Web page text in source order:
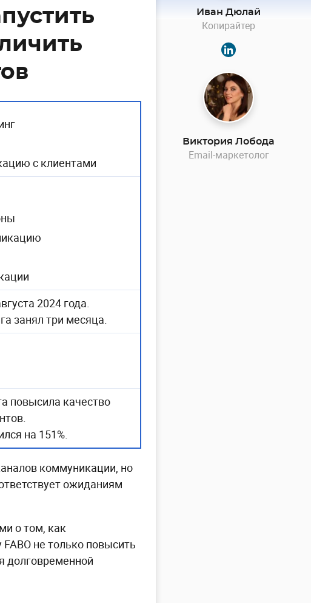
с клиентами
2024 года.
занял три месяца.
повысила качество
на 151%.
коммуникации, но
ожиданиям
о том, как
не только повысить
долговременной
Иван Дюлай
Копирайтер
Виктория Лобода
Email-маркетолог